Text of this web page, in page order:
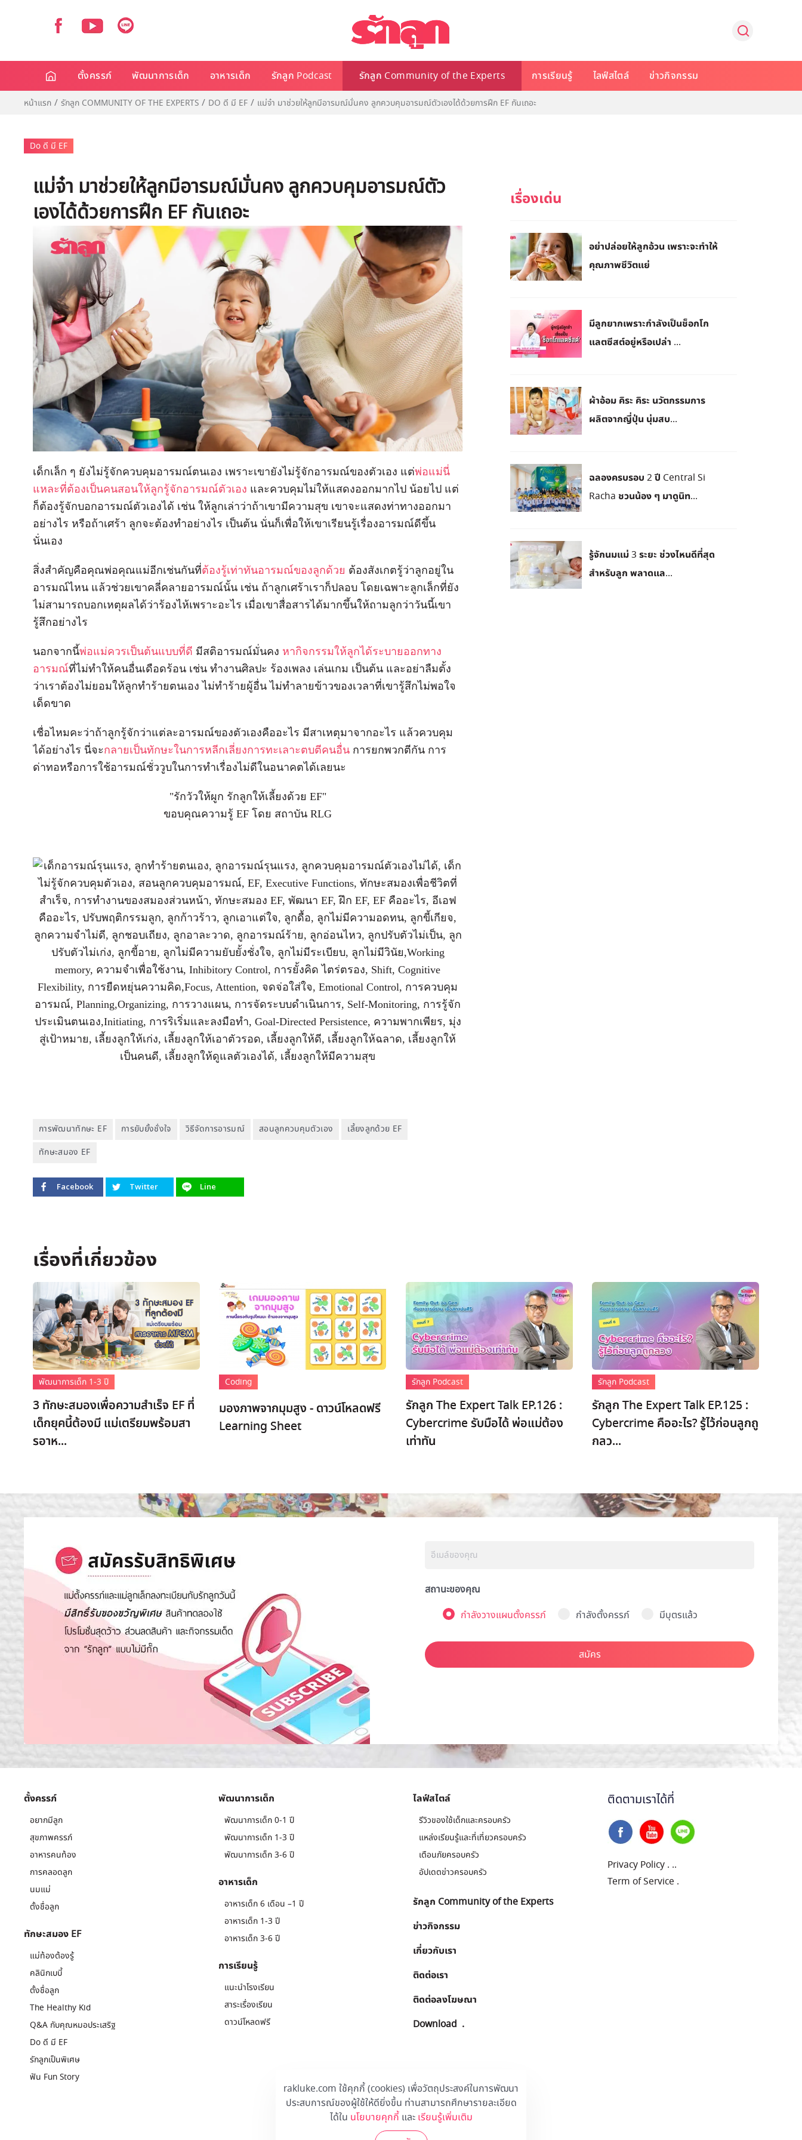
rakluke.com ใช้คุกกี้ (cookies) เพื่อวัตถุประสงค์ในการพัฒนา
ประสบการณ์ของผู้ใช้ให้ดียิ่งขึ้น ท่านสามารถศึกษารายละเอียด
ได้ใน นโยบายคุกกี้และ เรียนรู้เพิ่มเติม
ตั้งครรภ์ พัฒนาการเด็ก อาหารเด็ก รักลูก Podcast รักลูก Community of the Experts การเรียนรู้ ไลฟ์สไตล์ ข่าวกิจกรรม
หน้าแรก รักลูก COMMUNITY OF THE EXPERTS DO ดี มี EF แม่จ๋า มาช่วยให้ลูกมีอารมณ์มั่นคง ลูกควบคุมอารมณ์ตัวเองได้ด้วยการฝึก EF กันเถอะ
Do ดี มี EF
แม่จ๋า มาช่วยให้ลูกมีอารมณ์มั่นคง ลูกควบคุมอารมณ์ตัว
เองได้ด้วยการฝึก EF กันเถอะ
เด็กเล็ก ๆ ยังไม่รู้จักควบคุมอารมณ์ตนเอง เพราะเขายังไม่รู้จักอารมณ์ของตัวเอง แต่พ่อแม่นี่
แหละที่ต้องเป็นคนสอนให้ลูกรู้จักอารมณ์ตัวเอง และควบคุมไม่ให้แสดงออกมากไป น้อยไป แต่
ก็ต้องรู้จักบอกอารมณ์ตัวเองได้ เช่น ให้ลูกเล่าว่าถ้าเขามีความสุข เขาจะแสดงท่าทางออกมา
อย่างไร หรือถ้าเศร้า ลูกจะต้องทำอย่างไร เป็นต้น นั่นก็เพื่อให้เขาเรียนรู้เรื่องอารมณ์ดีขึ้น
นั่นเอง
สิ่งสำคัญคือคุณพ่อคุณแม่อีกเช่นกันที่ต้องรู้เท่าทันอารมณ์ของลูกด้วย ต้องสังเกตรู้ว่าลูกอยู่ใน
อารมณ์ไหน แล้วช่วยเขาคลี่คลายอารมณ์นั้น เช่น ถ้าลูกเศร้าเราก็ปลอบ โดยเฉพาะลูกเล็กที่ยัง
ไม่สามารถบอกเหตุผลได้ว่าร้องไห้เพราะอะไร เมื่อเขาสื่อสารได้มากขึ้นให้ถามลูกว่าวันนี้เขา
รู้สึกอย่างไร
นอกจากนี้พ่อแม่ควรเป็นต้นแบบที่ดี มีสติอารมณ์มั่นคง หากิจกรรมให้ลูกได้ระบายออกทาง
อารมณ์ที่ไม่ทำให้คนอื่นเดือดร้อน เช่น ทำงานศิลปะ ร้องเพลง เล่นเกม เป็นต้น และอย่าลืมตั้ง
ว่าเราต้องไม่ยอมให้ลูกทำร้ายตนเอง ไม่ทำร้ายผู้อื่น ไม่ทำลายข้าวของเวลาที่เขารู้สึกไม่พอใจ
เด็ดขาด
เชื่อไหมคะว่าถ้าลูกรู้จักว่าแต่ละอารมณ์ของตัวเองคืออะไร มีสาเหตุมาจากอะไร แล้วควบคุม
ได้อย่างไร นี่จะกลายเป็นทักษะในการหลีกเลี่ยงการทะเลาะตบตีคนอื่น การยกพวกตีกัน การ
ด่าทอหรือการใช้อารมณ์ชั่ววูบในการทำเรื่องไม่ดีในอนาคตได้เลยนะ
"รักวัวให้ผูก รักลูกให้เลี้ยงด้วย EF"
ขอบคุณความรู้ EF โดย สถาบัน RLG
การพัฒนาทักษะ EF การยับยั้งชั่งใจ วิธีจัดการอารมณ์ สอนลูกควบคุมตัวเอง
เลี้ยงลูกด้วย EF
ทักษะสมอง EF
Facebook Twitter Line
อย่าปล่อยให้ลูกอ้วน เพราะจะทำให้
คุณภาพชีวิตแย่
มีลูกยากเพราะกำลังเป็นช็อกโก
แลตซีสต์อยู่หรือเปล่า ...
ผ้าอ้อม คิระ คิระ นวัตกรรมการ
ผลิตจากญี่ปุ่น นุ่มสบ...
ฉลองครบรอบ 2 ปี Central Si
Racha ชวนน้อง ๆ มาดูนิท...
รู้จักนมแม่ 3 ระยะ ช่วงไหนดีที่สุด
สำหรับลูก พลาดแล...
พัฒนาการเด็ก 1-3 ปี
3 ทักษะสมองเพื่อความสำเร็จ EF ที่
เด็กยุคนี้ต้องมี แม่เตรียมพร้อมสา
รอาห...
Coding
มองภาพจากมุมสูง - ดาวน์โหลดฟรี
Learning Sheet
รักลูก Podcast
รักลูก The Expert Talk EP.126 :
Cybercrime รับมือได้ พ่อแม่ต้อง
เท่าทัน
รักลูก Podcast
รักลูก The Expert Talk EP.125 :
Cybercrime คืออะไร? รู้ไว้ก่อนลูกถู
กลว...
สถานะของคุณ
กำลังวางแผนตั้งครรภ์
กำลังตั้งครรภ์ มีบุตรแล้ว
สมัคร
ตั้งครรภ์
อยากมีลูก
สุขภาพครรภ์
อาหารคนท้อง
การคลอดลูก
นมแม่
ตั้งชื่อลูก
ทักษะสมอง EF
แม่ท้องต้องรู้
คลินิกเบบี้
ตั้งชื่อลูก
The Healthy Kid
Q&A กับคุณหมอประเสริฐ
Do ดี มี EF
รักลูกเป็นพิเศษ
ฟัน Fun Story
พัฒนาการเด็ก
พัฒนาการเด็ก 0-1 ปี
พัฒนาการเด็ก 1-3 ปี
พัฒนาการเด็ก 3-6 ปี
อาหารเด็ก
อาหารเด็ก 6 เดือน –1 ปี
อาหารเด็ก 1-3 ปี
อาหารเด็ก 3-6 ปี
การเรียนรู้
แนะนำโรงเรียน
สาระเรื่องเรียน
ดาวน์โหลดฟรี
ไลฟ์สไตล์
รีวิวของใช้เด็กและครอบครัว
แหล่งเรียนรู้และที่เที่ยวครอบครัว
เตือนภัยครอบครัว
อัปเดตข่าวครอบครัว
รักลูก Community of the Experts
ข่าวกิจกรรม
เกี่ยวกับเรา
ติดต่อเรา
ติดต่อลงโฆษณา
Download .
ติดตามเราได้ที่
Privacy Policy . ..
Term of Service .